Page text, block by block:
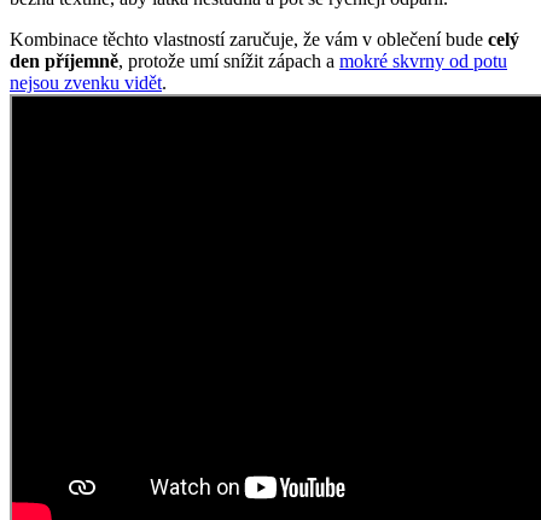
Kombinace těchto vlastností zaručuje, že vám v oblečení bude celý
den příjemně, protože umí snížit zápach a mokré skvrny od potu
nejsou zvenku vidět.